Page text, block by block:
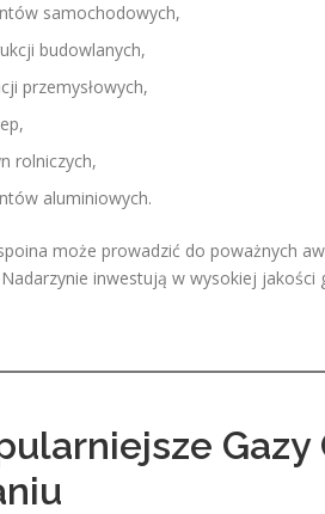
samochodowych,
budowlanych,
przemysłowych,
rolniczych,
aluminiowych.
może prowadzić do poważnych
inwestują w wysokiej
Gazy